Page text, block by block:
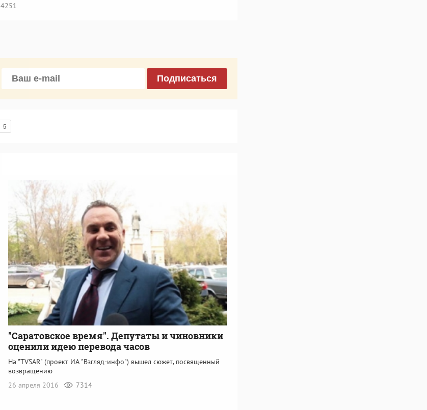
4251
Подписаться
5
"Саратовское время". Депутаты и чиновники
оценили идею перевода часов
На "TVSAR" (проект ИА "Взгляд-инфо") вышел сюжет, посвященный
возвращению
26 апреля 2016
7314